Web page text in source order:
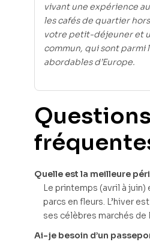
vivant une expérience
les cafés de quartier
votre petit-déjeuner et
commun, qui sont parmi
abordables d’Europe.
Questions
Quelle est la meilleure
Le printemps (avril à
parcs en fleurs. L’hiver
ses célèbres marchés
Ai-je besoin d’un